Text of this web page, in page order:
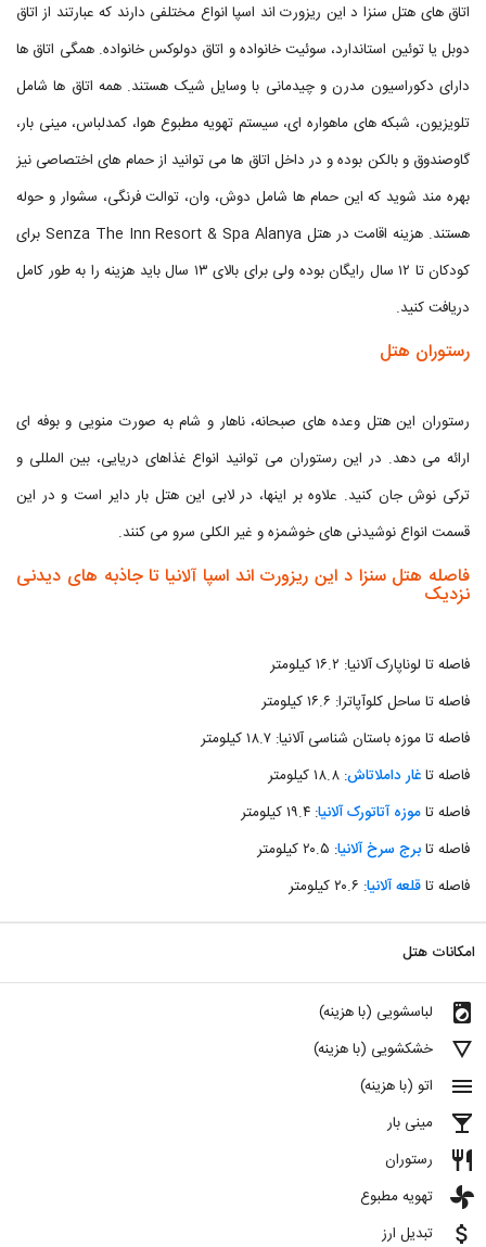
اتاق های هتل سنزا د این ریزورت اند اسپا انواع مختلفی دارند که عبارتند از اتاق
دوبل یا توئين استاندارد، سوئيت خانواده و اتاق دولوکس خانواده. همگی اتاق ها
دارای دکوراسیون مدرن و چیدمانی با وسایل شیک هستند. همه اتاق ها شامل
تلویزیون، شبکه های ماهواره ای، سیستم تهویه مطبوع هوا، کمدلباس، مینی بار،
گاوصندوق و بالکن بوده و در داخل اتاق ها می توانید از حمام های اختصاصی نیز
بهره مند شوید که این حمام ها شامل دوش، وان، توالت فرنگی، سشوار و حوله
هستند. هزینه اقامت در هتل Senza The Inn Resort & Spa Alanya برای
کودکان تا ۱۲ سال رایگان بوده ولی برای بالای ۱۳ سال باید هزینه را به طور کامل
دریافت کنید.
رستوران هتل
رستوران این هتل وعده های صبحانه، ناهار و شام به صورت منویی و بوفه ای
ارائه می دهد. در این رستوران می توانید انواع غذاهای دریایی، بین المللی و
ترکی نوش جان کنید. علاوه بر اینها، در لابی این هتل بار دایر است و در این
قسمت انواع نوشیدنی های خوشمزه و غیر الکلی سرو می کنند.
فاصله هتل سنزا د این ریزورت اند اسپا آلانیا تا جاذبه های دیدنی
نزدیک
فاصله تا لوناپارک آلانیا: ۱۶.۲ کیلومتر
فاصله تا ساحل کلوآپاترا: ۱۶.۶ کیلومتر
فاصله تا موزه باستان شناسی آلانیا: ۱۸.۷ کیلومتر
فاصله تاغار داملاتاش: ۱۸.۸ کیلومتر
فاصله تاموزه آتاتورک آلانیا: ۱۹.۴ کیلومتر
فاصله تابرج سرخ آلانیا: ۲۰.۵ کیلومتر
فاصله تاقلعه آلانیا: ۲۰.۶ کیلومتر
امکانات هتل
local_laundry_service لباسشویی (با هزینه)
details خشکشویی (با هزینه)
menu اتو (با هزینه)
local_bar مینی بار
restaurant رستوران
toys تهویه مطبوع
attach_money تبدیل ارز